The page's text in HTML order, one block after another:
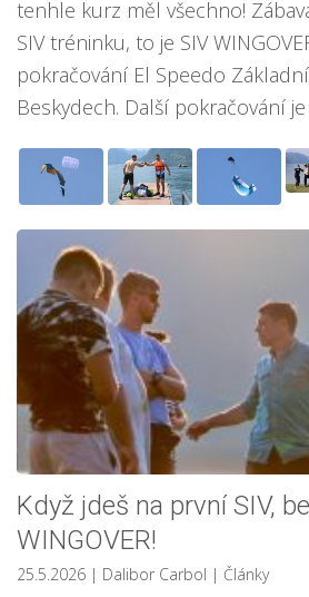
tenhle kurz měl všechno!
SIV tréninku, to je SIV
pokračování El Speedo
Beskydech. Další pokračování
Když jdeš na první SIV,
WINGOVER!
25.5.2026 | Dalibor Carbol | Články